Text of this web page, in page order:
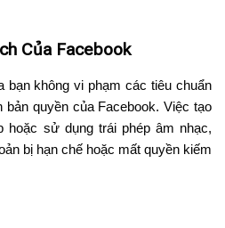
Của Facebook
bạn không vi phạm các tiêu chuẩn
quyền của Facebook. Việc tạo
hoặc sử dụng trái phép âm nhạc,
bị hạn chế hoặc mất quyền kiếm